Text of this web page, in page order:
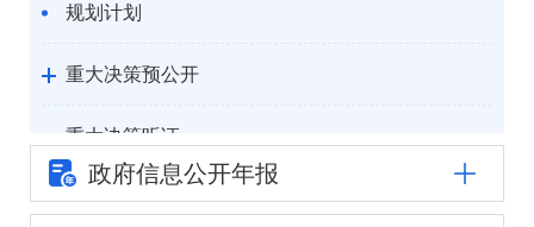
规划计划
重大决策预公开
重大决策听证
统计信息
政府信息公开年报